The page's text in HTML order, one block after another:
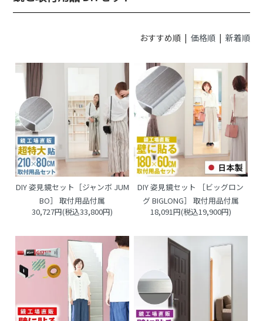
おすすめ順 | 価格順| 新着順
DIY 姿見鏡セット［ジャンボ JUM
BO］ 取付用品付属
30,727円(税込33,800円)
DIY 姿見鏡セット ［ビッグロン
グ BIGLONG］ 取付用品付属
18,091円(税込19,900円)